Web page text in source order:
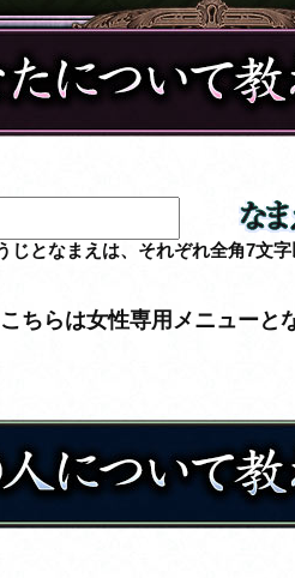
じとなまえは、それぞれ全角7文字
ちらは女性専用メニューと